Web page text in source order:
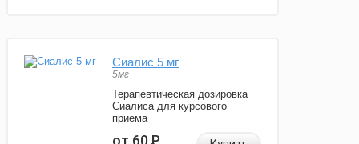
Сиалис 5 мг
5мг
Терапевтическая дозировка
Сиалиса для курсового
приема